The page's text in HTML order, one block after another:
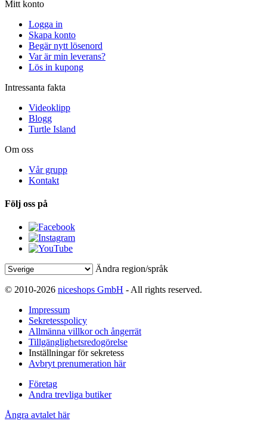
Mitt konto
Logga in
Skapa konto
Begär nytt lösenord
Var är min leverans?
Lös in kupong
Intressanta fakta
Videoklipp
Blogg
Turtle Island
Om oss
Vår grupp
Kontakt
Följ oss på
Ändra region/språk
© 2010-2026 niceshops GmbH - All rights reserved.
Impressum
Sekretesspolicy
Allmänna villkor och ångerrät
Tillgänglighetsredogörelse
Inställningar för sekretess
Avbryt prenumeration här
Företag
Andra trevliga butiker
Ångra avtalet här